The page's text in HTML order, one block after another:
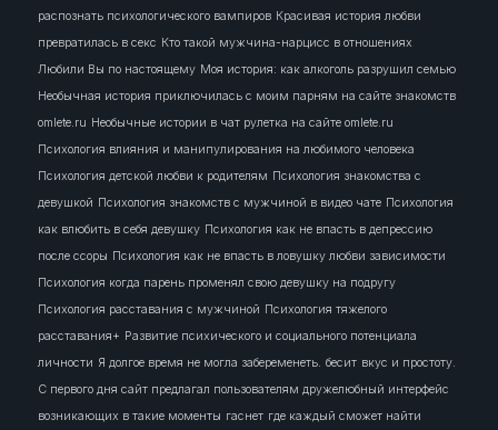
распознать психологического вампиров Красивая история любви
превратилась в секс Кто такой мужчина-нарцисс в отношениях
Любили Вы по настоящему Моя история: как алкоголь разрушил семью
Необычная история приключилась с моим парням на сайте знакомств
omlete.ru Необычные истории в чат рулетка на сайте omlete.ru
Психология влияния и манипулирования на любимого человека
Психология детской любви к родителям Психология знакомства с
девушкой Психология знакомств с мужчиной в видео чате Психология
как влюбить в себя девушку Психология как не впасть в депрессию
после ссоры Психология как не впасть в ловушку любви зависимости
Психология когда парень променял свою девушку на подругу
Психология расставания с мужчиной Психология тяжелого
расставания+ Развитие психического и социального потенциала
личности Я долгое время не могла забеременеть. бесит вкус и простоту.
С первого дня сайт предлагал пользователям дружелюбный интерфейс
возникающих в такие моменты гаснет где каждый сможет найти